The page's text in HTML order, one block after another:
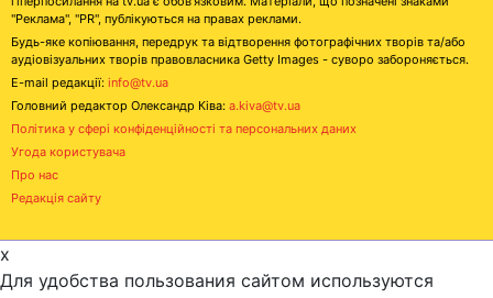
"Реклама", "PR", публікуються на правах реклами.
Будь-яке копіювання, передрук та відтворення фотографічних творів та/або
аудіовізуальних творів правовласника Getty Images - суворо забороняється.
E-mail редакції: info@tv.ua
Головний редактор Олександр Ківа: a.kiva@tv.ua
Політика у сфері конфіденційності та персональних даних
Угода користувача
Про нас
Редакція сайту
x
Для удобства пользования сайтом используются